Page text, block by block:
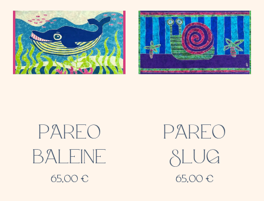
PAREO
BALEINE
65,00 €
PAREO
SLUG
65,00€